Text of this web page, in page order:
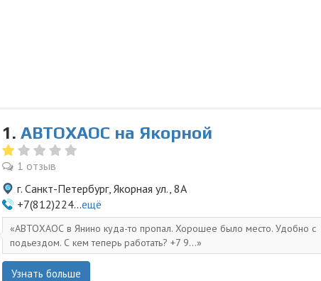
1. АВТОХАОС на Якорной
1 отзыв
г. Санкт-Петербург, Якорная ул., 8А
+7(812)224...ещё
АВТОХАОС в Янино куда-то пропал. Хорошее было место. Удобно с
подьездом. С кем теперь работать? +7 9...
Узнать больше